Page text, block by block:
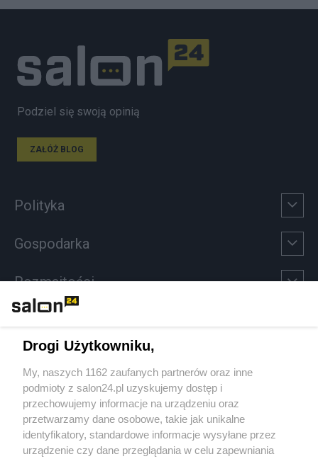
Podziel się swoją opinią
ZAŁÓŻ BLOG
Polityka
Gospodarka
Rozmaitości
Sport
Społeczeństwo
Kultura
Drogi Użytkowniku,
My, naszych 1162 zaufanych partnerów oraz inne
podmioty z salon24.pl uzyskujemy dostęp i
przechowujemy informacje na urządzeniu oraz
przetwarzamy dane osobowe, takie jak unikalne
identyfikatory, standardowe informacje wysyłane przez
urządzenie czy dane przeglądania w celu zapewniania